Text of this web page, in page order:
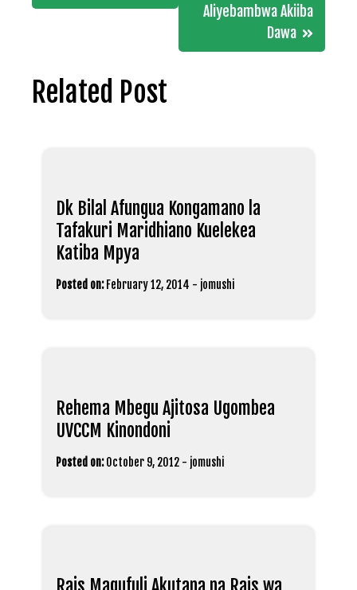
Aliyebambwa Akiiba
Dawa
Related Post
Dk Bilal Afungua Kongamano la
Tafakuri Maridhiano Kuelekea
Katiba Mpya
Posted on: February 12, 2014 - jomushi
Rehema Mbegu Ajitosa Ugombea
UVCCM Kinondoni
Posted on: October 9, 2012 - jomushi